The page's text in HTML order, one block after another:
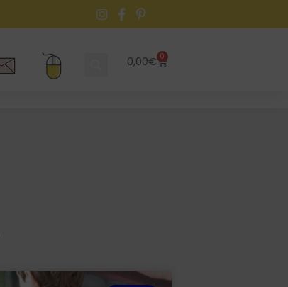
0,00€ 0